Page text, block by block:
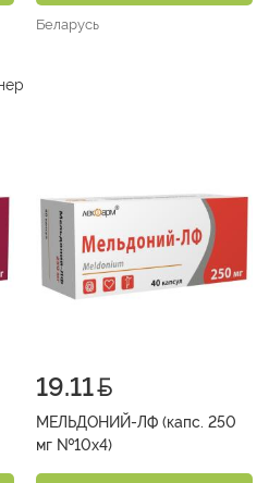
Беларусь
19.11
МЕЛЬДОНИЙ-ЛФ (капс. 250
мг №10х4)